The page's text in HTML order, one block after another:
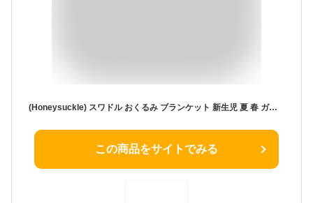
(Honeysuckle) スワドル おくるみ ブランケット 新生児 夏 春 ガーゼ 男の子 大判 北欧 可愛い キャンプ garbo&friends ガルボアンドフレンズ Swaddle Blanket 夏用 御洒落 アウトドア 春 退院 膝掛け おしゃれ グレー コットン 110x110cm 199002-5
この商品をサイトでみる